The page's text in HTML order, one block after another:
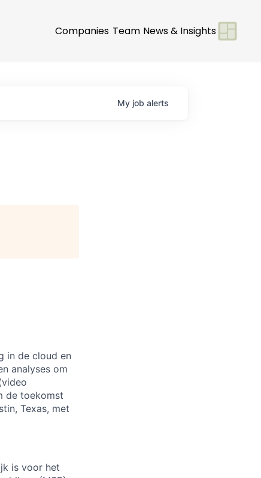
Companies Team News & Insights
My job alerts
in de cloud en
analyses om
de toekomst
Texas, met
is voor het